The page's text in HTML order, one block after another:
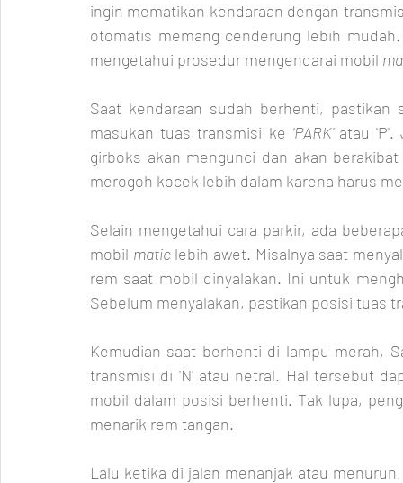
ingin mematikan kendaraan dengan
otomatis memang cenderung lebih
mengetahui prosedur mengendarai mobil
Saat kendaraan sudah berhenti,
masukan tuas transmisi ke 'PARK' atau 'P'.
girboks akan mengunci dan akan
merogoh kocek lebih dalam karena harus
Selain mengetahui cara parkir, ada
mobil matic lebih awet. Misalnya saat
rem saat mobil dinyalakan. Ini untuk
Sebelum menyalakan, pastikan posisi tuas
Kemudian saat berhenti di lampu merah,
transmisi di 'N' atau netral. Hal tersebut
mobil dalam posisi berhenti. Tak lupa,
menarik rem tangan.
Lalu ketika di jalan menanjak atau